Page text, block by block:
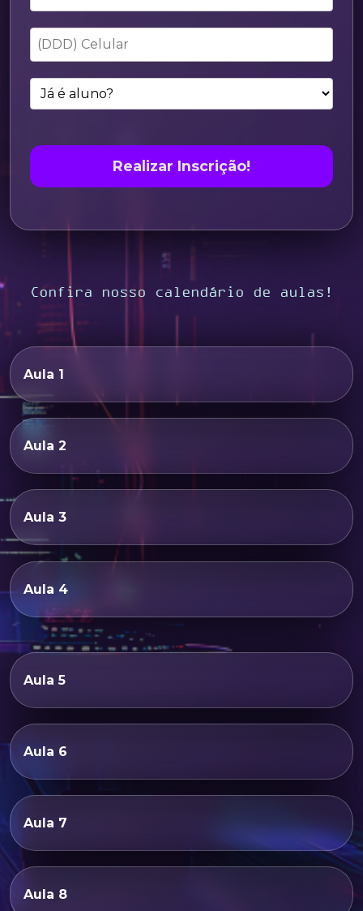
Realizar Inscrição!
Confira nosso calendário de aulas!
Aula 1
Aula 2
Aula 3
Aula 4
Aula 5
Aula 6
Aula 7
Aula 8